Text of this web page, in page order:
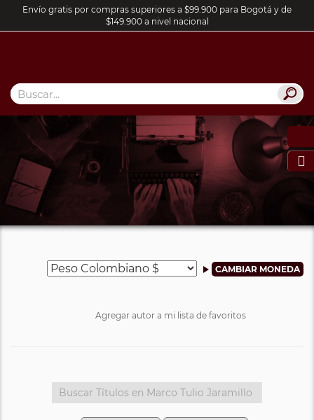
Envío gratis por compras superiores a $99.900 para Bogotá y de
$149.900 a nivel nacional

Agregar autor a mi lista de favoritos